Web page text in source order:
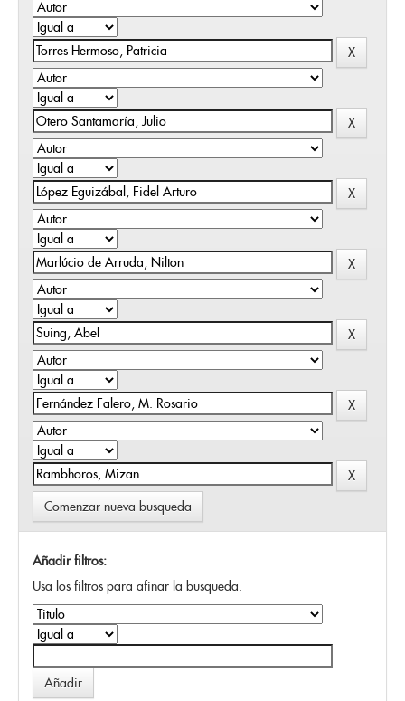
Comenzar nueva busqueda
Añadir filtros:
Usa los filtros para afinar la busqueda.